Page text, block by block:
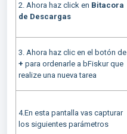
2. Ahora haz click en Bitacora
de Descargas
3. Ahora haz clic en el botón de
+ para ordenarle a bFiskur que
realize una nueva tarea
4.En esta pantalla vas capturar
los siguientes parámetros